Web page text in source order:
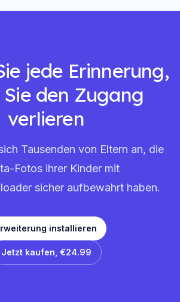
jede Erinnerung,
den Zugang
verlieren
Tausenden von Eltern an, die
Fotos ihrer Kinder mit
sicher aufbewahrt haben.
installieren
Jetzt kaufen, €24.99